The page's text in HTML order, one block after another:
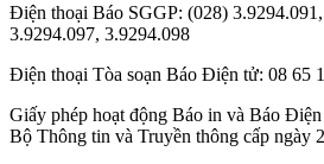
Điện thoại Báo SGGP: (028)
3.9294.097, 3.9294.098
Điện thoại Tòa soạn Báo Điện tử: 08 65
Giấy phép hoạt động Báo in và Báo
Bộ Thông tin và Truyền thông cấp ngày